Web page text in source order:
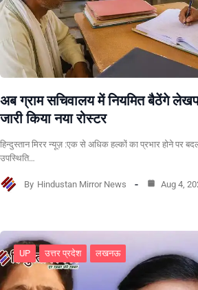
अब ग्राम सचिवालय में नियमित बैठेंगे
जारी किया नया रोस्टर
हिन्दुस्तान मिरर न्यूज़ :एक से अधिक हल्कों का प्रभार होने पर
उपस्थिति…
By Hindustan Mirror News Aug 4,
UP उत्तर प्रदेश लखनऊ